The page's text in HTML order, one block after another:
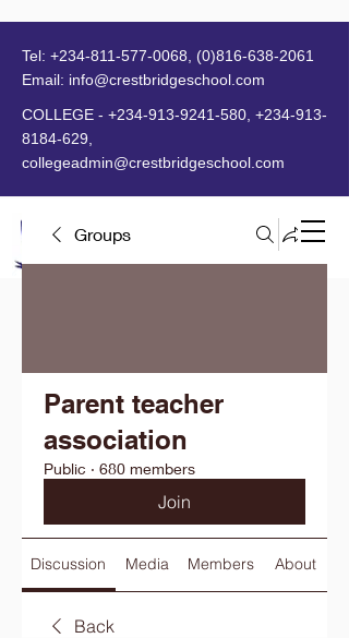
MENU
Tel: +234-811-577-0068
(0)816-638-2061
Email: info@crestbridgeschool.com
COLLEGE - +234-913-9241-580 +234-913-
8184-629
collegeadmin@crestbridgeschool.com
Groups
Parent teacher
association
Public · 680 members
Join
Discussion Media Members About
Back